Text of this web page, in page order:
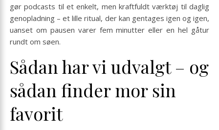
gør podcasts til et enkelt, men kraftfuldt værktøj til daglig
genopladning – et lille ritual, der kan gentages igen og igen,
uanset om pausen varer fem minutter eller en hel gåtur
rundt om søen.
Sådan har vi udvalgt – og
sådan finder mor sin
favorit